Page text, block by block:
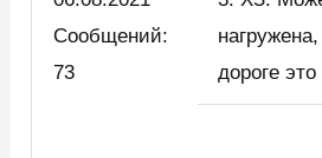
Сообщений:
73
дороге